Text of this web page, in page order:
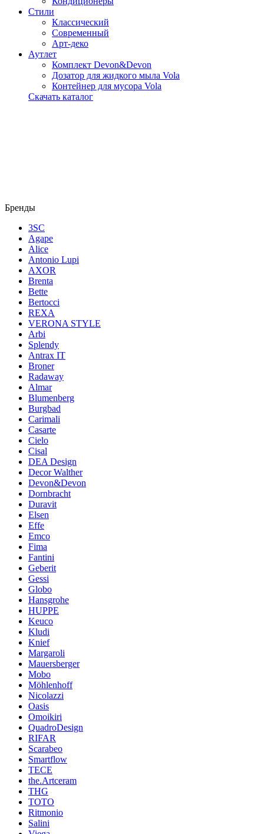
Стили
Классический
Современный
Арт-деко
Аутлет
Комплект Devon&Devon
Дозатор для жидкого мыла Vola
Контейнер для мусора Vola
Скачать каталог
Бренды
3SC
Agape
Alice
Antonio Lupi
AXOR
Brenta
Bette
Bertocci
REXA
VERONA STYLE
Arbi
Splendy
Antrax IT
Broner
Radaway
Almar
Blumenberg
Burgbad
Carimali
Casarte
Cielo
Cisal
DEA Design
Decor Walther
Devon&Devon
Dornbracht
Duravit
Elsen
Effe
Emco
Fima
Fantini
Geberit
Gessi
Globo
Hansgrohe
HUPPE
Keuco
Kludi
Knief
Margaroli
Mauersberger
Mobo
Möhlenhoff
Nicolazzi
Oasis
Omoikiri
QuadroDesign
RIFAR
Scarabeo
Smartflow
TECE
the.Artceram
THG
TOTO
Ritmonio
Salini